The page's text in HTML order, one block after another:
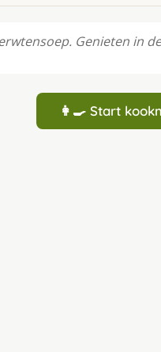
Genieten in
👩‍🍳 Start